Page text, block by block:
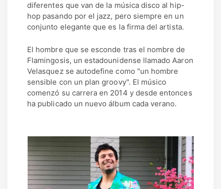
diferentes que van de la música disco al hip-
hop pasando por el jazz, pero siempre en un
conjunto elegante que es la firma del artista.
El hombre que se esconde tras el nombre de
Flamingosis, un estadounidense llamado Aaron
Velasquez se autodefine como "un hombre
sensible con un plan groovy". El músico
comenzó su carrera en 2014 y desde entonces
ha publicado un nuevo álbum cada verano.